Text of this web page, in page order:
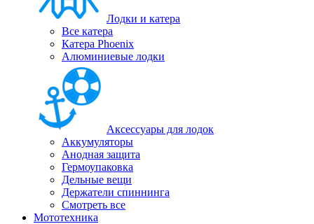
Лодки и катера
Все катера
Катера Phoenix
Алюминиевые лодки
Аксессуары для лодок
Аккумуляторы
Анодная защита
Гермоупаковка
Дельные вещи
Держатели спиннинга
Смотреть все
Мототехника